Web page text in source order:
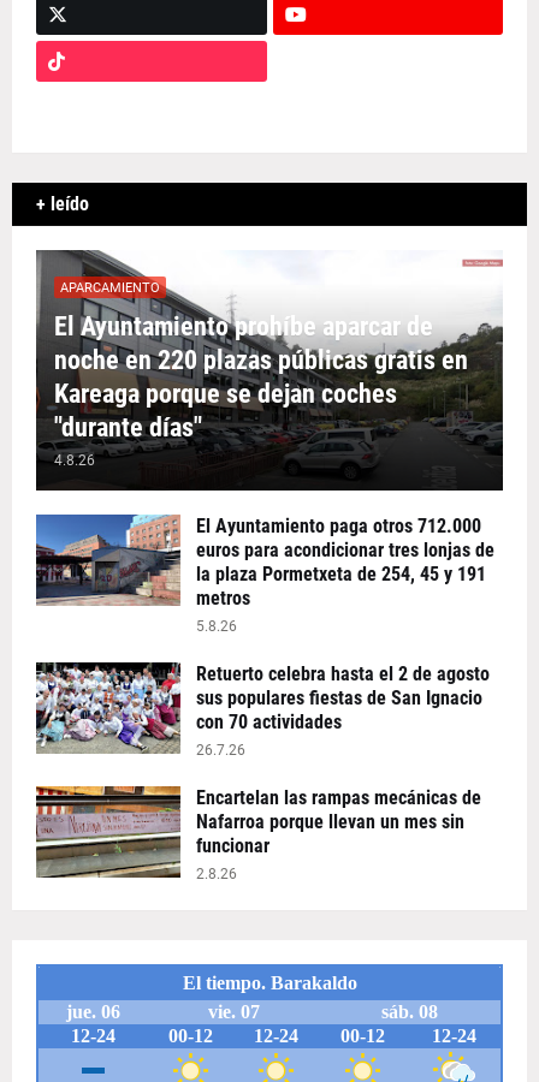
+ leído
APARCAMIENTO
El Ayuntamiento prohíbe aparcar de
noche en 220 plazas públicas gratis en
Kareaga porque se dejan coches
"durante días"
4.8.26
El Ayuntamiento paga otros 712.000
euros para acondicionar tres lonjas de
la plaza Pormetxeta de 254, 45 y 191
metros
5.8.26
Retuerto celebra hasta el 2 de agosto
sus populares fiestas de San Ignacio
con 70 actividades
26.7.26
Encartelan las rampas mecánicas de
Nafarroa porque llevan un mes sin
funcionar
2.8.26